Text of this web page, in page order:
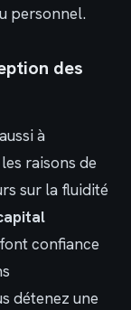
personnel.
des
à
raisons de
sur la fluidité
confiance
détenez une